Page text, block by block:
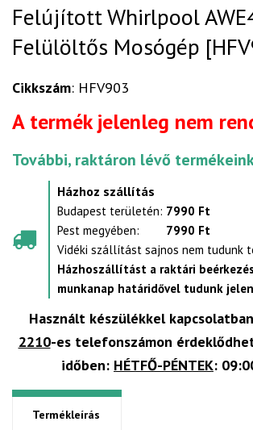
Felújított Whirlpool
Felülöltős Mosógép
Cikkszám: HFV903
A termék jelenleg nem
További, raktáron lévő
Házhoz szállítás
Budapest területén: 7990 Ft
Pest megyében:
7990 Ft
Vidéki szállítást sajnos nem tudunk
Házhoszállítást a raktári
munkanap határidővel tudunk
Használt készülékkel
2210-es telefonszámon
időben: HÉTFŐ-PÉNTEK:
Termékleírás